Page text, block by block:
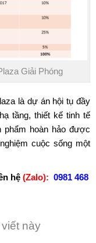
Giải Phóng
là dự án hội tụ đầy
tầng, thiết kế tinh tế
hoàn hảo được
cuộc sống một
hệ (Zalo): 0981 468
này